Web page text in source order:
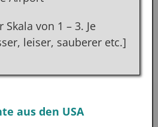
von 1 – 3. Je
leiser, sauberer etc.]
aus den USA